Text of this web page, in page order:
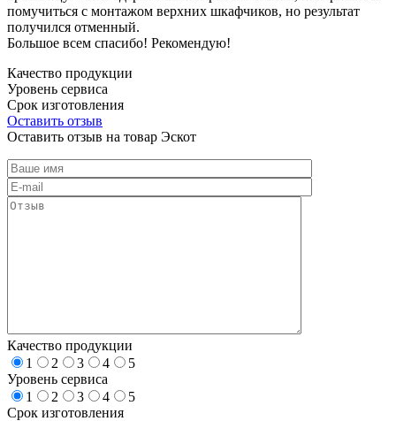
помучиться с монтажом верхних шкафчиков, но результат
получился отменный.
Большое всем спасибо! Рекомендую!
Качество продукции
Уровень сервиса
Срок изготовления
Оставить отзыв
Оставить отзыв на товар Эскот
Качество продукции
1
2 3 4
5
Уровень сервиса
1
2 3 4
5
Срок изготовления